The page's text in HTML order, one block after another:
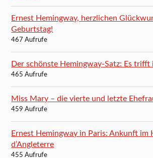
Ernest Hemingway, herzlichen
Geburtstag!
467 Aufrufe
Der schönste Hemingway-Satz: Es trifft
465 Aufrufe
Miss Mary – die vierte und letzte
459 Aufrufe
Ernest Hemingway in Paris: Ankunft im
d’Angleterre
455 Aufrufe